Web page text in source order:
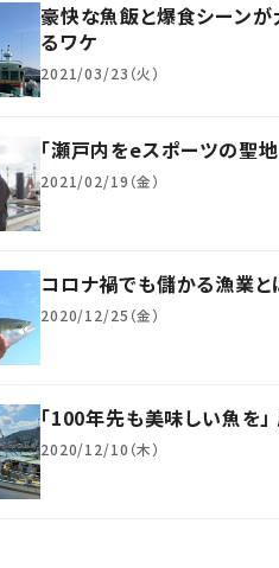
豪快な魚飯と爆食シーン
るワケ
2021/03/23（火）
「瀬戸内をeスポーツの聖
2021/02/19（金）
コロナ禍でも儲かる漁業
2020/12/25（金）
「100年先も美味しい魚を
2020/12/10（木）